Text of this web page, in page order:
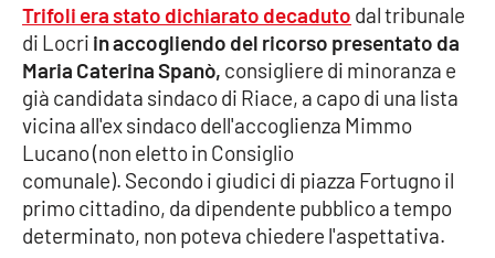
Cultura
Economia e Lavoro
Politica
Sanità
Società
Trifoli era stato dichiarato decaduto dal tribunale
di Locri in accogliendo del ricorso presentato da
Maria Caterina Spanò, consigliere di minoranza e
già candidata sindaco di Riace, a capo di una lista
vicina all'ex sindaco dell'accoglienza Mimmo
Lucano (non eletto in Consiglio
comunale). Secondo i giudici di piazza Fortugno il
primo cittadino, da dipendente pubblico a tempo
determinato, non poteva chiedere l'aspettativa.